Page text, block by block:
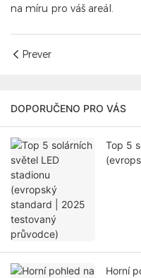
na míru pro váš areál.
Prever
DOPORUČENO PRO VÁS
Top 5
Horní